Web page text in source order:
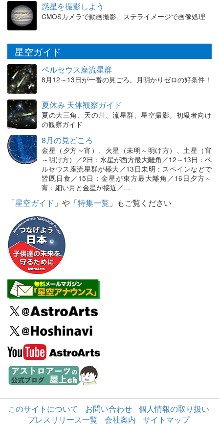
惑星を撮影しよう
CMOSカメラで動画撮影、ステライメージで画像処理
星空ガイド
ペルセウス座流星群
8月12～13日が一番の見ごろ。月明かりゼロの好条件！
夏休み 天体観察ガイド
夏の大三角、天の川、流星群、星空撮影。初級者向け
の観察ガイド
8月の見どころ
金星（夕方～宵）、火星（未明～明け方）、土星（宵
～明け方）／2日：水星が西方最大離角／12～13日：ペ
ルセウス座流星群が極大／13日未明：スペインなどで
皆既日食／15日：金星が東方最大離角／16日夕方～
宵：細い月と金星が接近／…
「星空ガイド 」や「特集一覧 」もご覧ください
このサイトについて お問い合わせ
個人情報の取り扱い
プレスリリース一覧
会社案内 サイトマップ